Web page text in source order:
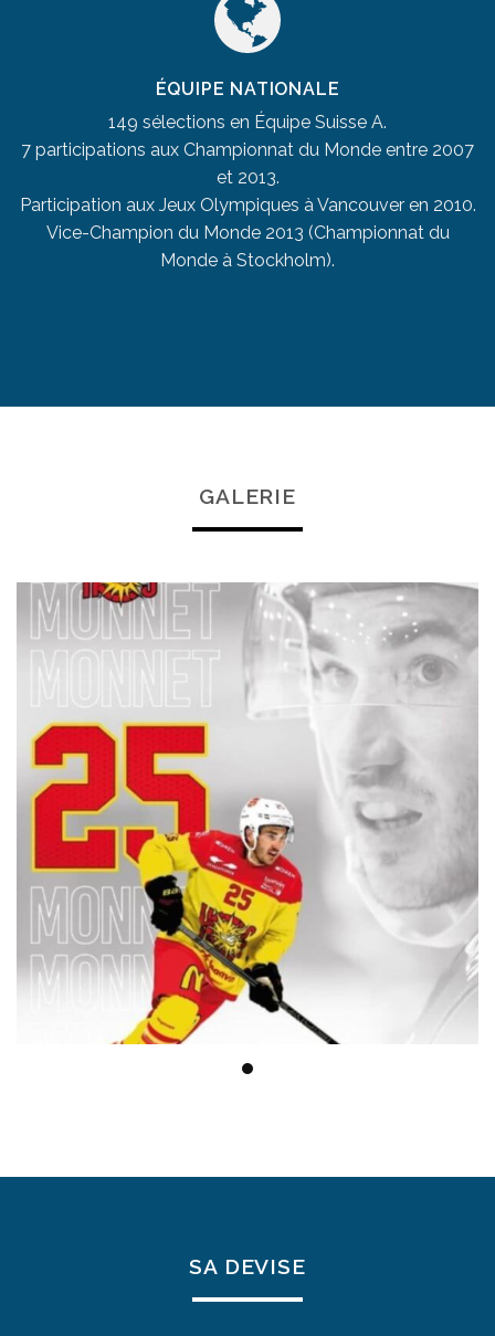
ÉQUIPE NATIONALE
149 sélections en Équipe Suisse A.
7 participations aux Championnat du Monde entre 2007
et 2013.
Participation aux Jeux Olympiques à Vancouver en 2010.
Vice-Champion du Monde 2013 (Championnat du
Monde à Stockholm).
GALERIE
SA DEVISE